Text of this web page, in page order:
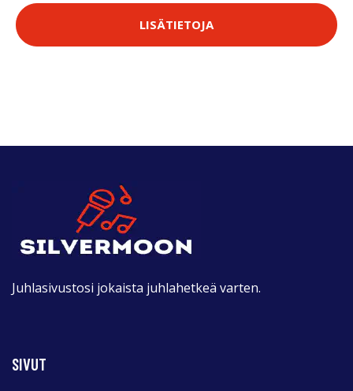
LISÄTIETOJA
Juhlasivustosi jokaista juhlahetkeä varten.
SIVUT